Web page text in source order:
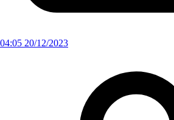
04:05 20/12/2023